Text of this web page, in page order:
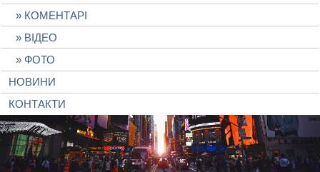
КОМЕНТАРІ
ВІДЕО
ФОТО
НОВИНИ
КОНТАКТИ